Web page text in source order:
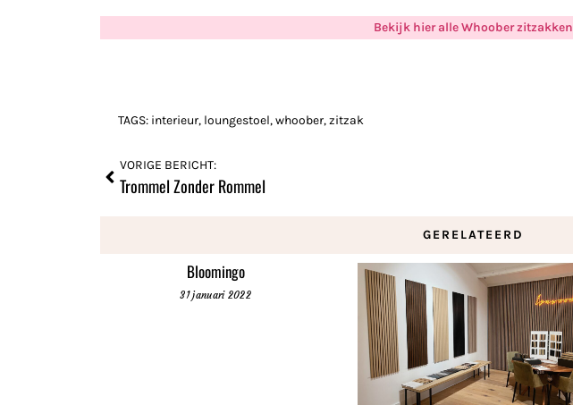
Bekijk hier alle Whoober zitzakken
TAGS: interieur, loungestoel,whoober,zitzak
VORIGE BERICHT:
Trommel Zonder Rommel
GERELATEERD
Bloomingo
31 januari 2022